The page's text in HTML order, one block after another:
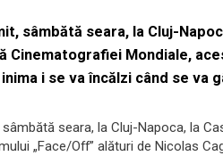
sâmbătă seara, la Cluj-
Cinematografiei Mondiale,
i se va încălzi când se va
seara, la Cluj-Napoca, la
„Face/Off” alături de Nicolas